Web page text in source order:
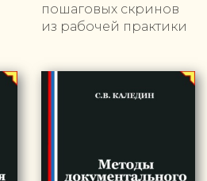
пошаговых скринов
из рабочей практики